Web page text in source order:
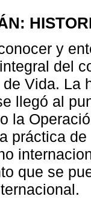
y
del
Vida. La
llegó al
la
práctica
que se